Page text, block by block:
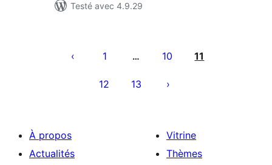
Testé avec 4.9.29
des
1 … 10 11
12 13
À propos
Actualités
Vitrine
Thèmes